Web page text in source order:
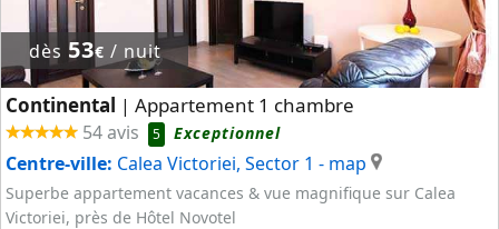
dès 53€ / nuit
Continental | Appartement 1 chambre
54 avis 5 Exceptionnel
Centre-ville: Calea Victoriei, Sector 1 - map
Superbe appartement vacances & vue magnifique sur Calea
Victoriei, près de Hôtel Novotel